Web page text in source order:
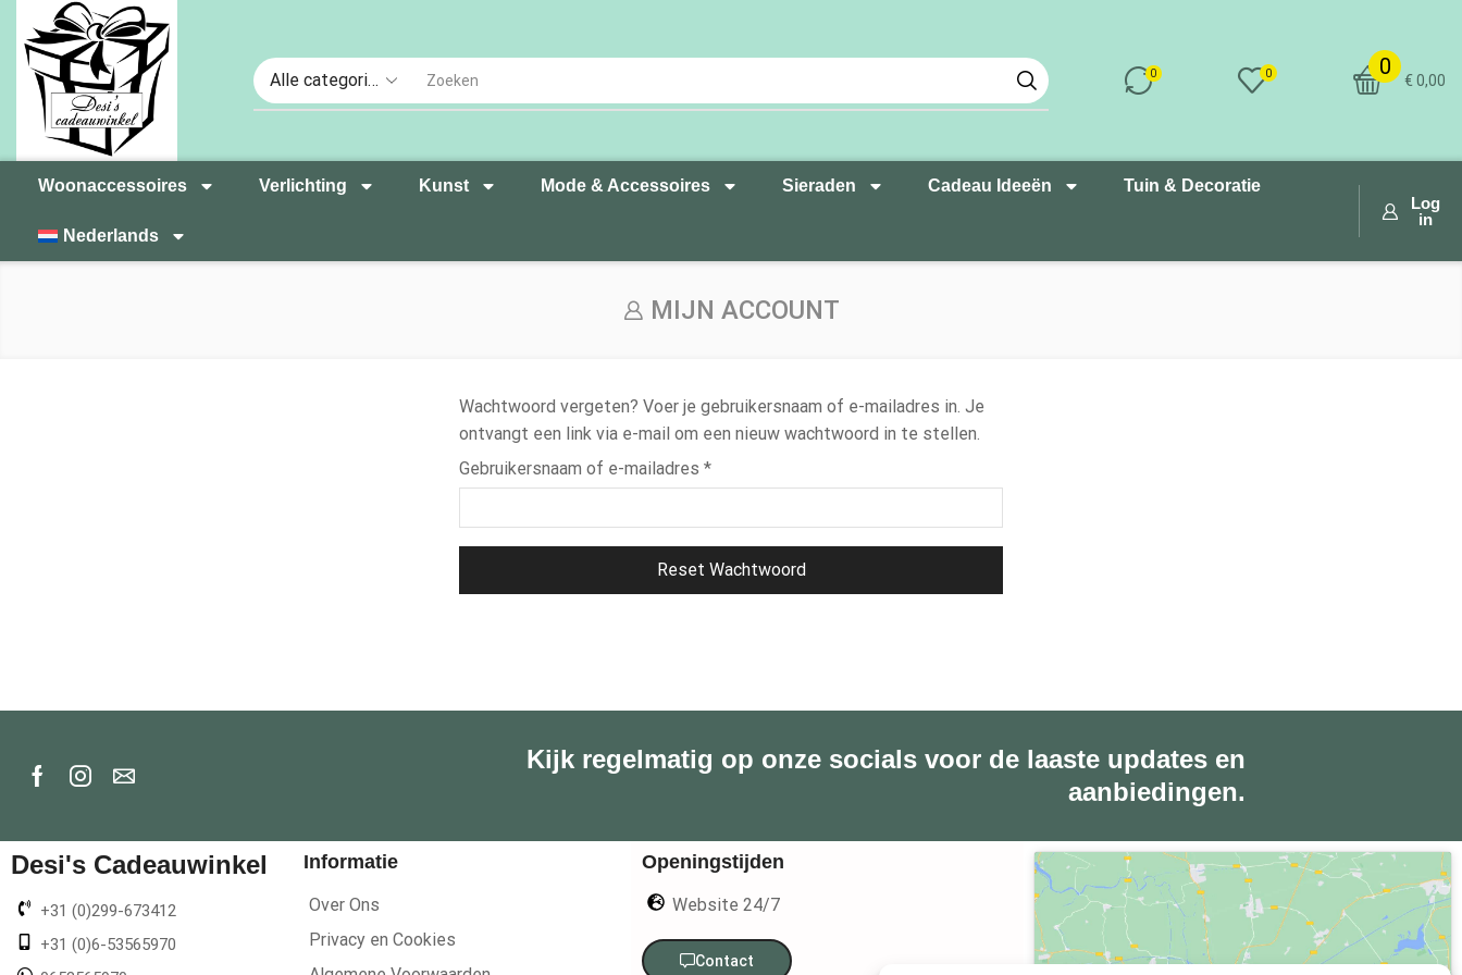
0 0 0
€0,00
Log
in
Woonaccessoires Verlichting Kunst Mode & Accessoires Sieraden Cadeau Ideeën Tuin & Decoratie
Nederlands
MIJN ACCOUNT
Wachtwoord vergeten? Voer je gebruikersnaam of e-mailadres in. Je
ontvangt een link via e-mail om een nieuw wachtwoord in te stellen.
Gebruikersnaam of e-mailadres *
Reset Wachtwoord
Kijk regelmatig op onze socials voor de laaste updates en
aanbiedingen.
Desi's Cadeauwinkel
+31 (0)299-673412
+31 (0)6-53565970
Informatie
Over Ons
Privacy en Cookies
Openingstijden
Website 24/7
Contact